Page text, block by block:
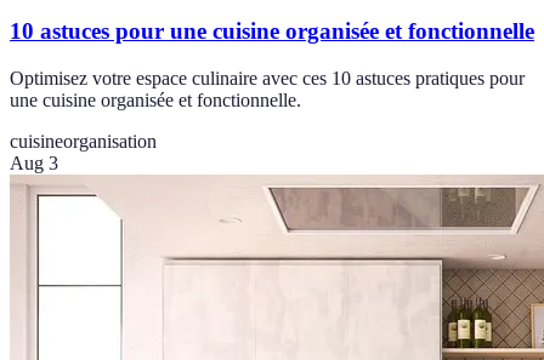
10 astuces pour une cuisine organisée et fonctionnelle
Optimisez votre espace culinaire avec ces 10 astuces pratiques pour
une cuisine organisée et fonctionnelle.
cuisineorganisation
Aug 3